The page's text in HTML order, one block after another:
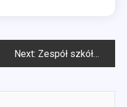
Next: Zespół szkół w Anglii: Rekordy meczów, Spójność zespołu, Oceny graczy